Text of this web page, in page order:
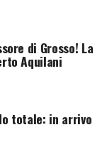
di Grosso! La
Aquilani
totale: in arrivo